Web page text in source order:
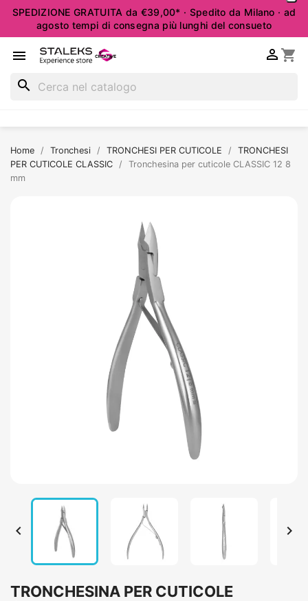
SPEDIZIONE GRATUITA da €39,00* · Spedito da Milano · ad
agosto tempi di consegna più lunghi del consueto
 shopping_cart

search
Home Tronchesi TRONCHESI PER CUTICOLE
TRONCHESI
PER CUTICOLE CLASSIC
Tronchesina per cuticole CLASSIC 12 8
mm
 
TRONCHESINA PER CUTICOLE